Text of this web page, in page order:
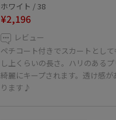
ホワイト / 38
¥2,196
レビュー
ペチコート付きでスカートとし
し上くらいの長さ。ハリのある
綺麗にキープされます。透け感
ります♪